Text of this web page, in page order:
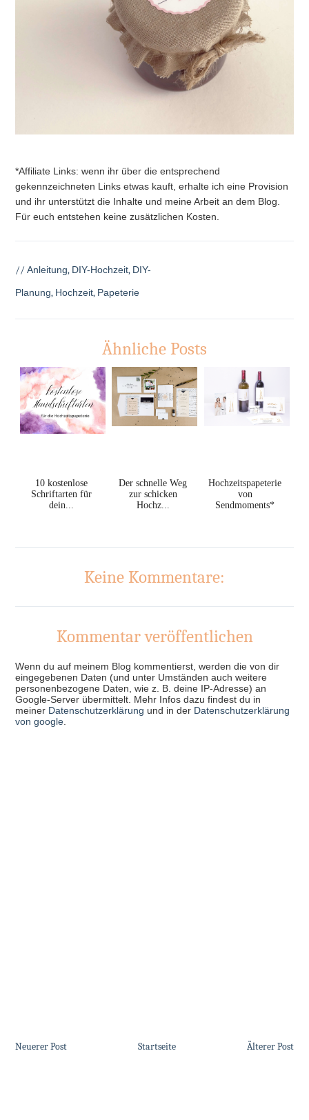
*Affiliate Links: wenn ihr über die entsprechend
gekennzeichneten Links etwas kauft, erhalte ich eine Provision
und ihr unterstützt die Inhalte und meine Arbeit an dem Blog.
Für euch entstehen keine zusätzlichen Kosten.
//Anleitung, DIY-Hochzeit, DIY-
Planung, Hochzeit, Papeterie
Ähnliche Posts
10 kostenlose
Schriftarten für
dein...
Der schnelle Weg
zur schicken
Hochz...
Hochzeitspapeterie
von
Sendmoments*
Keine Kommentare:
Kommentar veröffentlichen
Wenn du auf meinem Blog kommentierst, werden die von dir
eingegebenen Daten (und unter Umständen auch weitere
personenbezogene Daten, wie z. B. deine IP-Adresse) an
Google-Server übermittelt. Mehr Infos dazu findest du in
meiner Datenschutzerklärung und in der Datenschutzerklärung
von google.
Neuerer Post Älterer Post
Startseite